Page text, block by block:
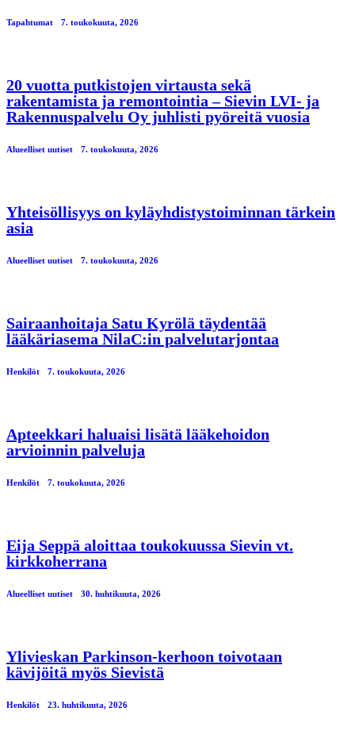
Tapahtumat 7. toukokuuta, 2026
20 vuotta putkistojen virtausta sekä
rakentamista ja remontointia – Sievin LVI- ja
Rakennuspalvelu Oy juhlisti pyöreitä vuosia
Alueelliset uutiset 7. toukokuuta, 2026
Yhteisöllisyys on kyläyhdistystoiminnan tärkein
asia
Alueelliset uutiset 7. toukokuuta, 2026
Sairaanhoitaja Satu Kyrölä täydentää
lääkäriasema NilaC:in palvelutarjontaa
Henkilöt 7. toukokuuta, 2026
Apteekkari haluaisi lisätä lääkehoidon
arvioinnin palveluja
Henkilöt 7. toukokuuta, 2026
Eija Seppä aloittaa toukokuussa Sievin vt.
kirkkoherrana
Alueelliset uutiset 30. huhtikuuta, 2026
Ylivieskan Parkinson-kerhoon toivotaan
kävijöitä myös Sievistä
Henkilöt 23. huhtikuuta, 2026